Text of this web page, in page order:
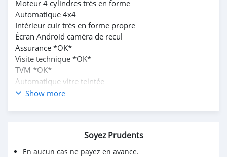
Moteur 4 cylindres très en forme
Automatique 4x4
Intérieur cuir très en forme propre
Écran Android caméra de recul
Assurance *OK*
Visite technique *OK*
TVM *OK*
Automatique vitre teintée
Série *CE*
+229 67008582
Show more
Soyez Prudents
En aucun cas ne payez en avance.